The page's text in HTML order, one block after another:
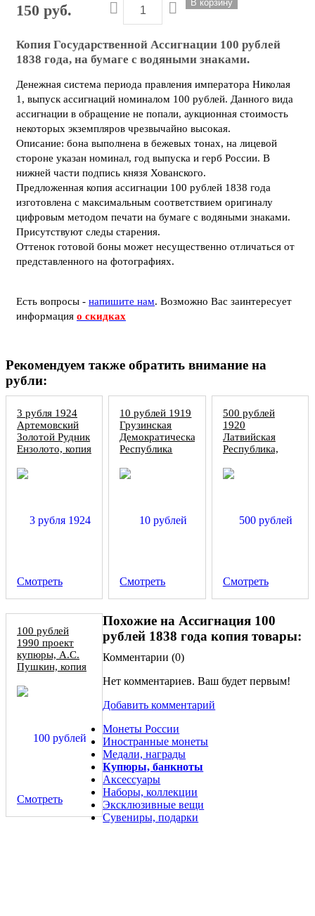
150 руб.
Копия Государственной Ассигнации 100 рублей
1838 года, на бумаге с водяными знаками.
Денежная система периода правления императора Николая
1, выпуск ассигнаций номиналом 100 рублей. Данного вида
ассигнации в обращение не попали, аукционная стоимость
некоторых экземпляров чрезвычайно высокая.
Описание: бона выполнена в бежевых тонах, на лицевой
стороне указан номинал, год выпуска и герб России. В
нижней части подпись князя Хованского.
Предложенная копия ассигнации 100 рублей 1838 года
изготовлена с максимальным соответствием оригиналу
цифровым методом печати на бумаге с водяными знаками.
Присутствуют следы старения.
Оттенок готовой боны может несущественно отличаться от
представленного на фотографиях.
Есть вопросы - напишите нам. Возможно Вас заинтересует
информация о скидках
Рекомендуем также обратить внимание на
рубли:
3 рубля 1924
Артемовский
Золотой Рудник
Ензолото, копия
Смотреть
10 рублей 1919
Грузинская
Демократическая
Республика
Смотреть
500 рублей
1920
Латвийская
Республика,
Смотреть
100 рублей
1990 проект
купюры, А.С.
Пушкин, копия
Смотреть
Похожие на Ассигнация 100
рублей 1838 года копия товары:
Комментарии (0)
Нет комментариев. Ваш будет первым!
Добавить комментарий
Монеты России
Иностранные монеты
Медали, награды
Купюры, банкноты
Аксессуары
Наборы, коллекции
Эксклюзивные вещи
Сувениры, подарки